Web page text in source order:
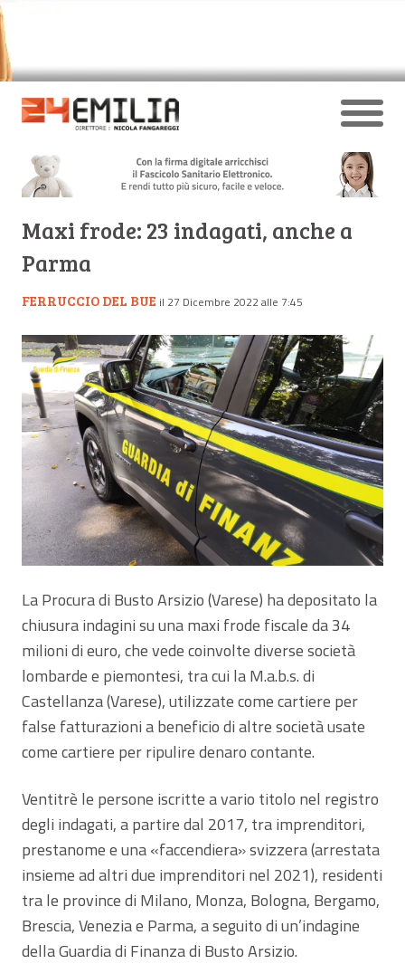
Maxi frode: 23 indagati, anche a
Parma
FERRUCCIO DEL BUE il 27 Dicembre 2022 alle 7:45
La Procura di Busto Arsizio (Varese) ha depositato la
chiusura indagini su una maxi frode fiscale da 34
milioni di euro, che vede coinvolte diverse società
lombarde e piemontesi, tra cui la M.a.b.s. di
Castellanza (Varese), utilizzate come cartiere per
false fatturazioni a beneficio di altre società usate
come cartiere per ripulire denaro contante.
Ventitrè le persone iscritte a vario titolo nel registro
degli indagati, a partire dal 2017, tra imprenditori,
prestanome e una «faccendiera» svizzera (arrestata
insieme ad altri due imprenditori nel 2021), residenti
tra le province di Milano, Monza, Bologna, Bergamo,
Brescia, Venezia e Parma, a seguito di un’indagine
della Guardia di Finanza di Busto Arsizio.